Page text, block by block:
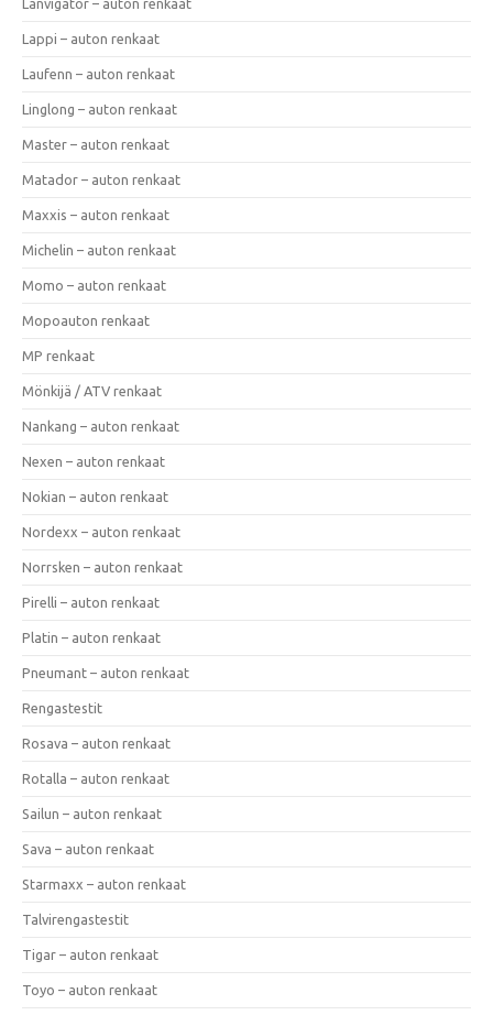
Lappi – auton renkaat
Laufenn – auton renkaat
Linglong – auton renkaat
Master – auton renkaat
Matador – auton renkaat
Maxxis – auton renkaat
Michelin – auton renkaat
Momo – auton renkaat
Mopoauton renkaat
MP renkaat
Mönkijä / ATV renkaat
Nankang – auton renkaat
Nexen – auton renkaat
Nokian – auton renkaat
Nordexx – auton renkaat
Norrsken – auton renkaat
Pirelli – auton renkaat
Platin – auton renkaat
Pneumant – auton renkaat
Rengastestit
Rosava – auton renkaat
Rotalla – auton renkaat
Sailun – auton renkaat
Sava – auton renkaat
Starmaxx – auton renkaat
Talvirengastestit
Tigar – auton renkaat
Toyo – auton renkaat